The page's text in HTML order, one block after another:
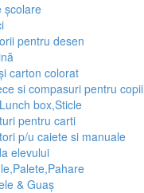
școlare
pentru desen
carton colorat
si compasuri pentru copii
box,Sticle
pentru carti
p/u caiete si manuale
elevului
& Guaș